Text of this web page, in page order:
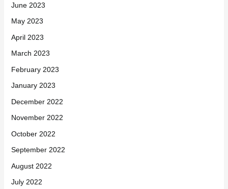
June 2023
May 2023
April 2023
March 2023
February 2023
January 2023
December 2022
November 2022
October 2022
September 2022
August 2022
July 2022